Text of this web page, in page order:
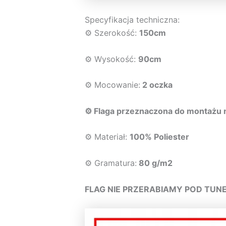
Specyfikacja techniczna:
⚙️ Szerokość: 150cm
⚙️ Wysokość: 90cm
⚙️ Mocowanie: 2 oczka
⚙️ Flaga przeznaczona do montażu
⚙️ Materiał: 100% Poliester
⚙️ Gramatura: 80 g/m2
FLAG NIE PRZERABIAMY POD